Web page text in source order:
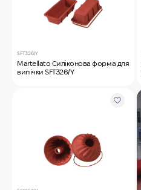
SFT326/Y
Martellato Силіконова форма для
випічки SFT326/Y